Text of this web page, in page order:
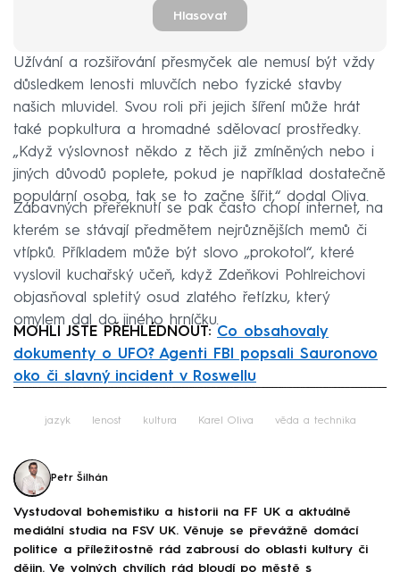
Hlasovat
Užívání a rozšiřování přesmyček ale nemusí být vždy
důsledkem lenosti mluvčích nebo fyzické stavby
našich mluvidel. Svou roli při jejich šíření může hrát
také popkultura a hromadné sdělovací prostředky.
„Když výslovnost někdo z těch již zmíněných nebo i
jiných důvodů poplete, pokud je například dostatečně
populární osoba, tak se to začne šířit,“ dodal Oliva.
Zábavných přeřeknutí se pak často chopí internet, na
kterém se stávají předmětem nejrůznějších memů či
vtípků. Příkladem může být slovo „prokotol“, které
vyslovil kuchařský učeň, když Zdeňkovi Pohlreichovi
objasňoval spletitý osud zlatého řetízku, který
omylem dal do jiného hrníčku.
MOHLI JSTE PŘEHLÉDNOUT: Co obsahovaly
dokumenty o UFO? Agenti FBI popsali Sauronovo
oko či slavný incident v Roswellu
jazyk lenost kultura Karel Oliva věda a technika
Petr Šilhán
Vystudoval bohemistiku a historii na FF UK a aktuálně
mediální studia na FSV UK. Věnuje se převážně domácí
politice a příležitostně rád zabrousí do oblasti kultury či
dějin. Ve volných chvílích rád bloudí po městě s